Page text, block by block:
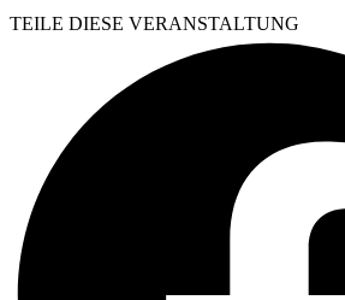
TEILE DIESE VERANSTALTUNG